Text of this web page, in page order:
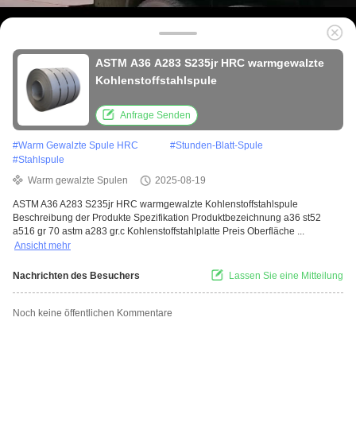
ASTM A36 A283 S235jr HRC warmgewalzte
Kohlenstoffstahlspule
Anfrage Senden
#Warm Gewalzte Spule HRC #Stunden-Blatt-Spule
#Stahlspule
Warm gewalzte Spulen
2025-08-19
ASTM A36 A283 S235jr HRC warmgewalzte Kohlenstoffstahlspule
Beschreibung der Produkte Spezifikation Produktbezeichnung a36 st52
a516 gr 70 astm a283 gr.c Kohlenstoffstahlplatte Preis Oberfläche ...
Ansicht mehr
Nachrichten des Besuchers Lassen Sie eine Mitteilung
Noch keine öffentlichen Kommentare